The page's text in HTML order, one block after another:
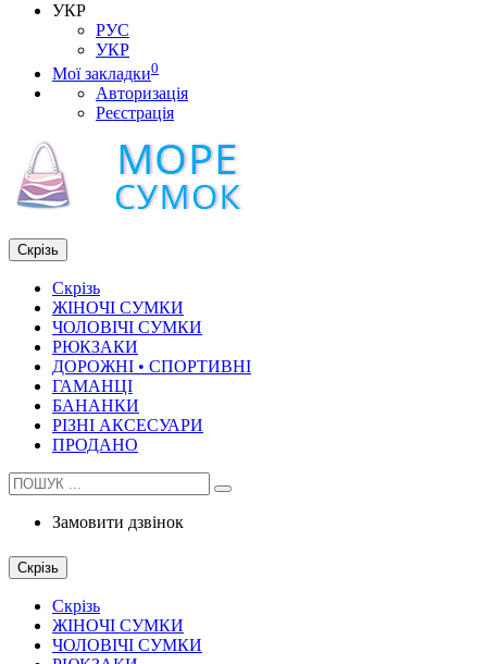
УКР
РУС
УКР
Мої закладки0
Авторизація
Реєстрація
Скрізь
Скрізь
ЖІНОЧІ СУМКИ
ЧОЛОВІЧІ СУМКИ
РЮКЗАКИ
ДОРОЖНІ • СПОРТИВНІ
ГАМАНЦІ
БАНАНКИ
РІЗНІ АКСЕСУАРИ
ПРОДАНО
Замовити дзвінок
Скрізь
Скрізь
ЖІНОЧІ СУМКИ
ЧОЛОВІЧІ СУМКИ